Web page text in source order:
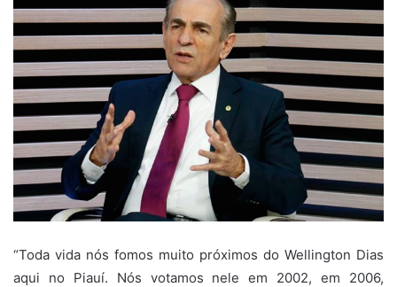
“Toda vida nós fomos muito próximos do Wellington Dias
aqui no Piauí. Nós votamos nele em 2002, em 2006,